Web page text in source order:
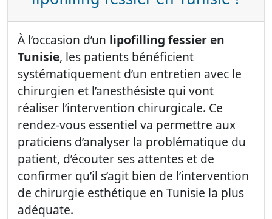
À l’occasion d’un lipofilling fessier en
Tunisie, les patients bénéficient
systématiquement d’un entretien avec le
chirurgien et l’anesthésiste qui vont
réaliser l’intervention chirurgicale. Ce
rendez-vous essentiel va permettre aux
praticiens d’analyser la problématique du
patient, d’écouter ses attentes et de
confirmer qu’il s’agit bien de l’intervention
de chirurgie esthétique en Tunisie la plus
adéquate.